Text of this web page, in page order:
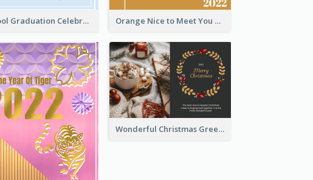
School Graduation Celebration Card Orange Nice to Meet You Greeting Card
Wonderful Christmas Greeting Card